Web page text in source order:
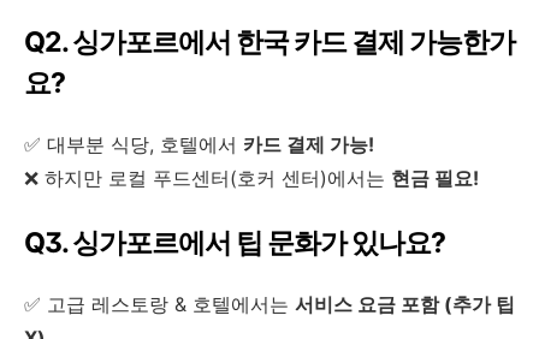
Q2. 싱가포르에서 한국 카드 결제 가능한가
요?
✅ 대부분 식당, 호텔에서 카드 결제 가능!
❌ 하지만 로컬 푸드센터(호커 센터)에서는 현금 필요!
Q3. 싱가포르에서 팁 문화가 있나요?
✅ 고급 레스토랑 & 호텔에서는 서비스 요금 포함 (추가 팁